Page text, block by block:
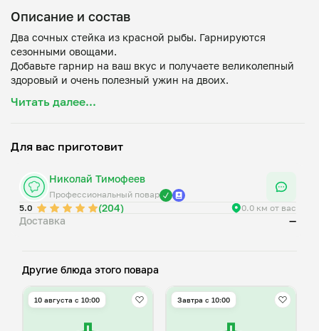
Описание и состав
Два сочных стейка из красной рыбы. Гарнируются
сезонными овощами.
Добавьте гарнир на ваш вкус и получаете великолепный
Читать далее...
Для вас приготовит
Николай Тимофеев
Профессиональный повар
5.0
(204) 0.0 км от вас
Доставка —
Другие блюда этого повара
10 августа с 10:00 Завтра c 10:00